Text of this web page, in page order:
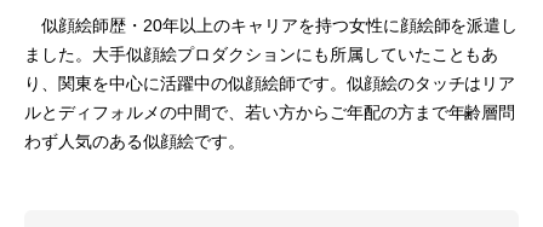
似顔絵師歴・20年以上のキャリアを持つ女性に顔絵師を派遣し
ました。大手似顔絵プロダクションにも所属していたこともあ
り、関東を中心に活躍中の似顔絵師です。似顔絵のタッチはリア
ルとディフォルメの中間で、若い方からご年配の方まで年齢層問
わず人気のある似顔絵です。